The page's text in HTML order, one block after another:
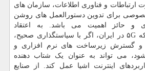
ارتباطات و فناوری اطلاعات، سازمان های
برای تدوین دستورالعمل های روشن
حائز اهمیت می باشد. به اعتقاد
کارشناسان، توسعه شبکه ۵G در ایران، اگر با سیاستگذاری صحیح،
و گسترش زیرساخت های نرم افزاری و
می تواند به عنوان یک شتاب دهنده
اینترنت اشیا عمل کند. از صنایع